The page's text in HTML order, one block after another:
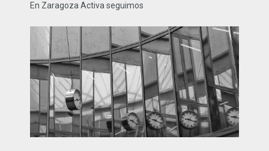
En Zaragoza Activa seguimos